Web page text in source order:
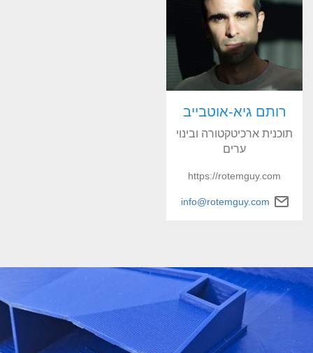
רותם גיא-אוטבייב
תוכנית ארכיטקטורה ובינוי
ערים
https://rotemguy.com
info@rotemguy.com